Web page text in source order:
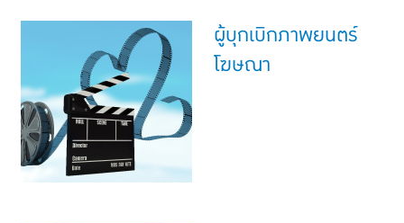
แบบประกันที่เหมาะกับช่วงอายุ
เปรียบเทียบแบบประกัน
เลือกแบบประกันที่เหมาะกับคุณ
TL Learning Center
ผู้บุกเบิกภาพยนตร์
โฆษณา